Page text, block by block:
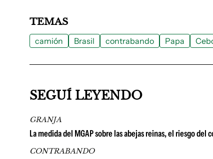
TEMAS
camión Brasil contrabando Papa
SEGUÍ LEYENDO
GRANJA
La medida del MGAP sobre las abejas reinas, el riesgo
CONTRABANDO